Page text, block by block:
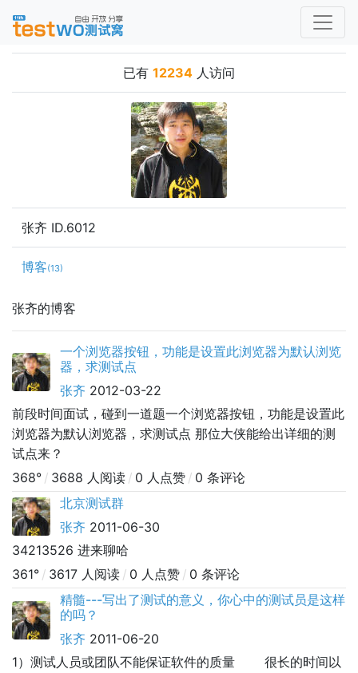
已有 12234 人访问
张齐 ID.6012
博客(13)
张齐的博客
一个浏览器按钮，功能是设置此浏览器为默认浏览
器，求测试点
张齐 2012-03-22
前段时间面试，碰到一道题一个浏览器按钮，功能是设置此
浏览器为默认浏览器，求测试点 那位大侠能给出详细的测
试点来？
368° / 3688 人阅读 / 0 人点赞 / 0 条评论
北京测试群
张齐 2011-06-30
34213526 进来聊哈
361° / 3617 人阅读 / 0 人点赞 / 0 条评论
精髓---写出了测试的意义，你心中的测试员是这样
的吗？
张齐 2011-06-20
1）测试人员或团队不能保证软件的质量 很长的时间以